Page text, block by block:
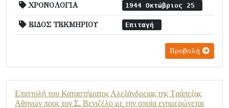
ΧΡΟΝΟΛΟΓΙΑ 1944 Οκτώβριος 25
ΕΙΔΟΣ ΤΕΚΜΗΡΙΟΥ Επιταγή
Προβολή
Επιστολή του Καταστήματος Αλεξάνδρειας της Τράπεζας
Αθηνών προς τον Σ. Βενιζέλο με την οποία ενημερώνεται